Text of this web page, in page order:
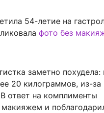
54-летие на
фото без
заметно похудела:
20 килограммов, из-за
ответ на комплименты
и